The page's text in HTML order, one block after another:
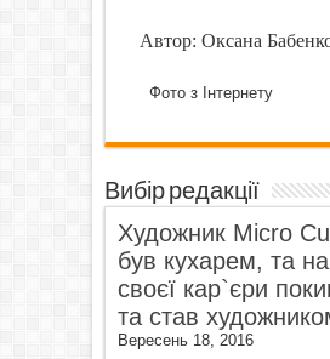
Автор: Оксана
Фото з Інтернету
Вибір редакції
Художник Micro
був кухарем, та на
своєї кар`єри
та став
Вересень 18, 2016